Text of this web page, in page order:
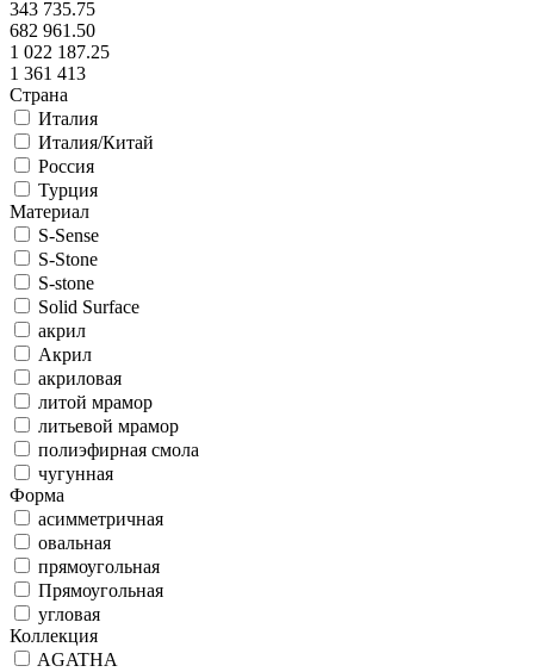
343 735.75
682 961.50
1 022 187.25
1 361 413
Страна
Италия
Италия/Китай
Россия
Турция
Материал
S-Sense
S-Stone
S-stone
Solid Surface
акрил
Акрил
акриловая
литой мрамор
литьевой мрамор
полиэфирная смола
чугунная
Форма
асимметричная
овальная
прямоугольная
Прямоугольная
угловая
Коллекция
AGATHA